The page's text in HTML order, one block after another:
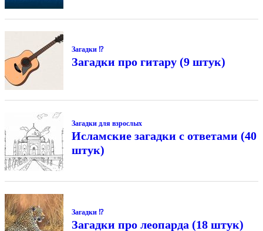
Загадки ⁉
Загадки про гитару (9 штук)
Загадки для взрослых
Исламские загадки с ответами (40
штук)
Загадки ⁉
Загадки про леопарда (18 штук)